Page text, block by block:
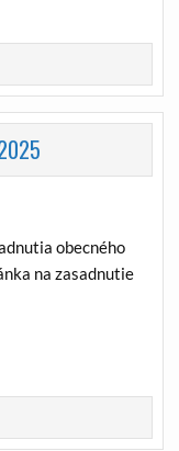
obecného
na zasadnutie